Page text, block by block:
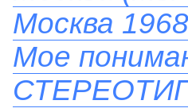
Москва
Мое